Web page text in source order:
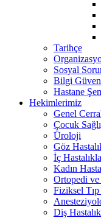
Tarihçe
Sosyal
Bilgi
Hastane
Hekimlerimiz
Genel
Çocuk
Üroloji
Göz
İç
Kadın
Ortopedi
Fiziksel
Diş